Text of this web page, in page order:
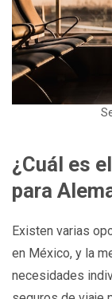
¿Cuál es
para
Existen varias
en México, y la
necesidades